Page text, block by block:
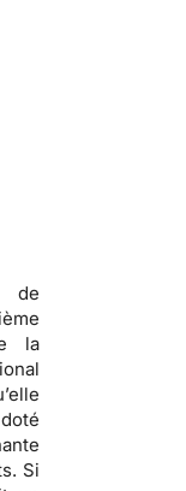
de
la
. Si